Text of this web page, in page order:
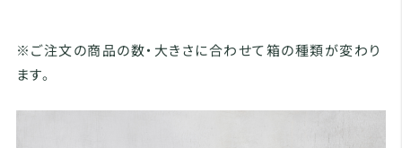
※ご注文の商品の数・大きさに合わせて箱の種類が変わり
ます。